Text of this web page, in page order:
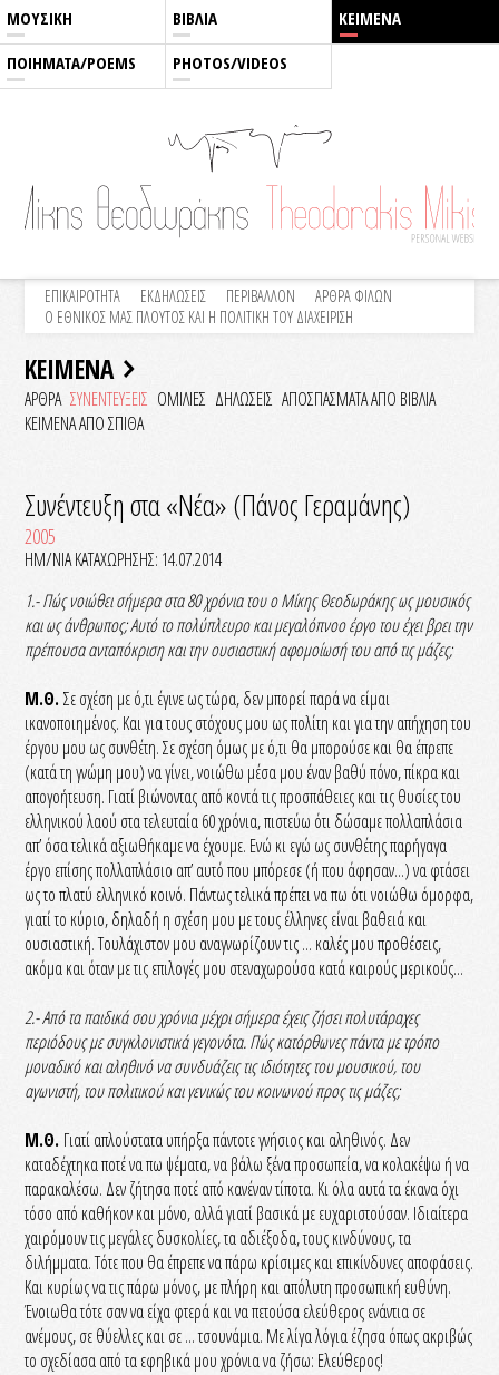
ΜΟΥΣΙΚΗ ΒΙΒΛΙΑ ΚΕΙΜΕΝΑ
ΠΟΙΗΜΑΤΑ/POEMS PHOTOS/VIDEOS
ΕΠΙΚΑΙΡΟΤΗΤΑ ΕΚΔΗΛΩΣΕΙΣ ΠΕΡΙΒΑΛΛΟΝ
ΑΡΘΡΑ ΦΙΛΩΝ
Ο ΕΘΝΙΚΟΣ ΜΑΣ ΠΛΟΥΤΟΣ ΚΑΙ Η ΠΟΛΙΤΙΚΗ ΤΟΥ ΔΙΑΧΕΙΡΙΣΗ
ΚΕΙΜΕΝΑ
ΑΡΘΡΑ ΣΥΝΕΝΤΕΥΞΕΙΣ ΟΜΙΛΙΕΣ ΔΗΛΩΣΕΙΣ ΑΠΟΣΠΑΣΜΑΤΑ ΑΠΟ ΒΙΒΛΙΑ
ΚΕΙΜΕΝΑ ΑΠΟ ΣΠΙΘΑ
Συνέντευξη στα «Νέα» (Πάνος Γεραμάνης)
2005
ΗΜ/ΝΙΑ ΚΑΤΑΧΩΡΗΣΗΣ: 14.07.2014
1.- Πώς νοιώθει σήμερα στα 80 χρόνια του ο Μίκης Θεοδωράκης ως μουσικός
και ως άνθρωπος; Αυτό το πολύπλευρο και μεγαλόπνοο έργο του έχει βρει την
πρέπουσα ανταπόκριση και την ουσιαστική αφομοίωσή του από τις μάζες;
Μ.Θ.Σε σχέση με ό,τι έγινε ως τώρα, δεν μπορεί παρά να είμαι
ικανοποιημένος. Και για τους στόχους μου ως πολίτη και για την απήχηση του
έργου μου ως συνθέτη. Σε σχέση όμως με ό,τι θα μπορούσε και θα έπρεπε
(κατά τη γνώμη μου) να γίνει, νοιώθω μέσα μου έναν βαθύ πόνο, πίκρα και
απογοήτευση. Γιατί βιώνοντας από κοντά τις προσπάθειες και τις θυσίες του
ελληνικού λαού στα τελευταία 60 χρόνια, πιστεύω ότι δώσαμε πολλαπλάσια
απ’ όσα τελικά αξιωθήκαμε να έχουμε. Ενώ κι εγώ ως συνθέτης παρήγαγα
έργο επίσης πολλαπλάσιο απ’ αυτό που μπόρεσε (ή που άφησαν...) να φτάσει
ως το πλατύ ελληνικό κοινό. Πάντως τελικά πρέπει να πω ότι νοιώθω όμορφα,
γιατί το κύριο, δηλαδή η σχέση μου με τους έλληνες είναι βαθειά και
ουσιαστική. Τουλάχιστον μου αναγνωρίζουν τις ... καλές μου προθέσεις,
ακόμα και όταν με τις επιλογές μου στεναχωρούσα κατά καιρούς μερικούς...
2.- Από τα παιδικά σου χρόνια μέχρι σήμερα έχεις ζήσει πολυτάραχες
περιόδους με συγκλονιστικά γεγονότα. Πώς κατόρθωνες πάντα με τρόπο
μοναδικό και αληθινό να συνδυάζεις τις ιδιότητες του μουσικού, του
αγωνιστή, του πολιτικού και γενικώς του κοινωνού προς τις μάζες;
Μ.Θ. Γιατί απλούστατα υπήρξα πάντοτε γνήσιος και αληθινός. Δεν
καταδέχτηκα ποτέ να πω ψέματα, να βάλω ξένα προσωπεία, να κολακέψω ή να
παρακαλέσω. Δεν ζήτησα ποτέ από κανέναν τίποτα. Κι όλα αυτά τα έκανα όχι
τόσο από καθήκον και μόνο, αλλά γιατί βασικά με ευχαριστούσαν. Ιδιαίτερα
χαιρόμουν τις μεγάλες δυσκολίες, τα αδιέξοδα, τους κινδύνους, τα
διλήμματα. Τότε που θα έπρεπε να πάρω κρίσιμες και επικίνδυνες αποφάσεις.
Και κυρίως να τις πάρω μόνος, με πλήρη και απόλυτη προσωπική ευθύνη.
Ένοιωθα τότε σαν να είχα φτερά και να πετούσα ελεύθερος ενάντια σε
ανέμους, σε θύελλες και σε ... τσουνάμια. Με λίγα λόγια έζησα όπως ακριβώς
το σχεδίασα από τα εφηβικά μου χρόνια να ζήσω: Ελεύθερος!